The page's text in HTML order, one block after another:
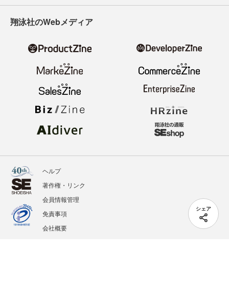
シェア
翔泳社のWebメディア
ヘルプ
著作権・リンク
会員情報管理
免責事項
会社概要